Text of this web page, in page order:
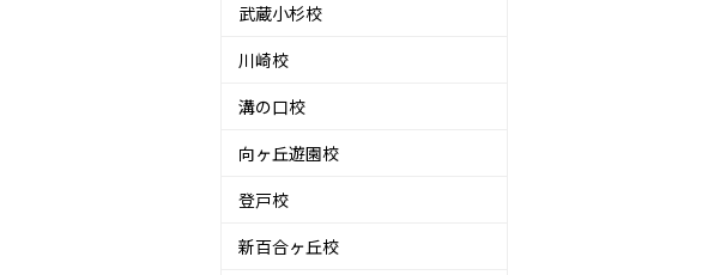
武蔵小杉校
川崎校
溝の口校
向ヶ丘遊園校
登戸校
新百合ヶ丘校